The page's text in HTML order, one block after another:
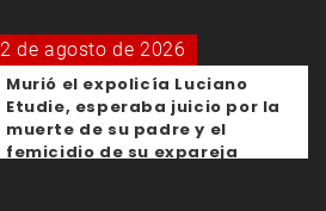
2 de agosto de 2026
Murió el expolicía Luciano
Etudie, esperaba juicio por la
muerte de su padre y el
femicidio de su expareja